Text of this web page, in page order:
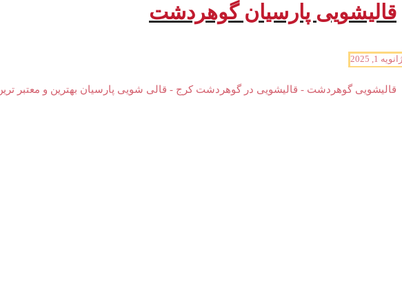
قالیشویی پارسیان گوهردشت
ژانویه 1, 2025
قالیشویی گوهردشت - قالیشویی در گوهردشت کرج - قالی شویی پارسیان بهترین و معتبر